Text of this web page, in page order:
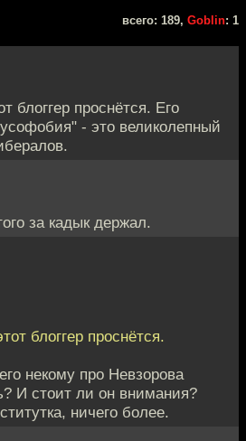
всего: 189, Goblin: 1
блоггер проснётся. Его
- это великолепный
за кадык держал.
блоггер проснётся.
некому про Невзорова
И стоит ли он внимания?
ничего более.